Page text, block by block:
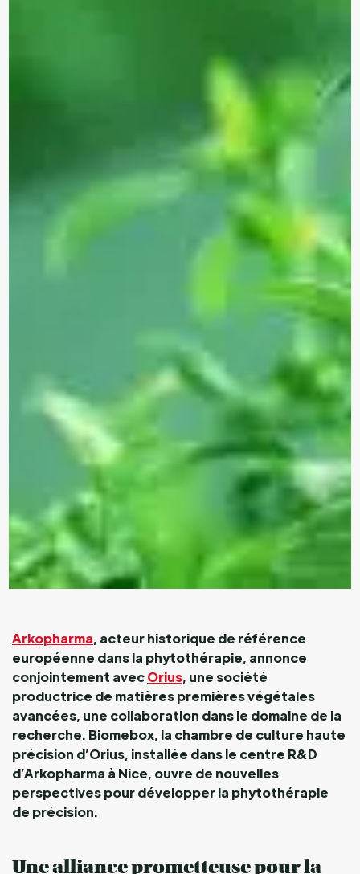
Arkopharma, acteur historique de référence
européenne dans la phytothérapie, annonce
conjointement avecOrius, une société
productrice de matières premières végétales
avancées, une collaboration dans le domaine de la
recherche. Biomebox, la chambre de culture haute
précision d’Orius, installée dans le centre R&D
d’Arkopharma à Nice, ouvre de nouvelles
perspectives pour développer la phytothérapie
de précision.
Une alliance prometteuse pour la